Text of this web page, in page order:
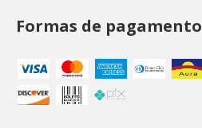
Formas de pagamento